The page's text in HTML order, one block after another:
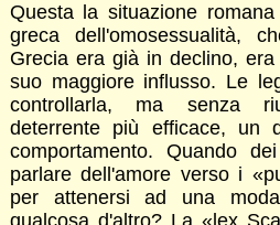
Questa la situazione
greca dell'omosessualità,
Grecia era già in declino,
suo maggiore influsso. Le
controllarla, ma senza
deterrente più efficace, un
comportamento. Quando
parlare dell'amore verso i
per attenersi ad una